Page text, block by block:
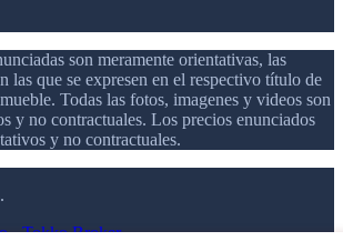
son meramente orientativas, las
las que se expresen en el respectivo título de
Todas las fotos, imagenes y videos son
y no contractuales. Los precios enunciados
y no contractuales.
- Tokko Broker